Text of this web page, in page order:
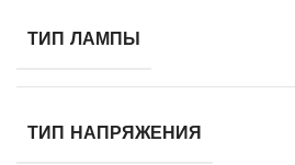
ТИП ЛАМПЫ
ТИП НАПРЯЖЕНИЯ